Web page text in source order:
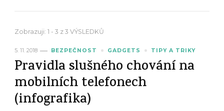
Zobrazuji: 1 - 3 z 3 VÝSLEDKŮ
5. 11. 2018 BEZPEČNOST GADGETS TIPY A TRIKY
Pravidla slušného chování na
mobilních telefonech
(infografika)